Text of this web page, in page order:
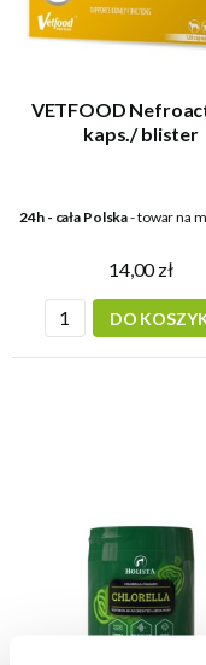
VETFOOD
kaps./ blister
24h - cała Polska- towar na
14,00 zł
DO